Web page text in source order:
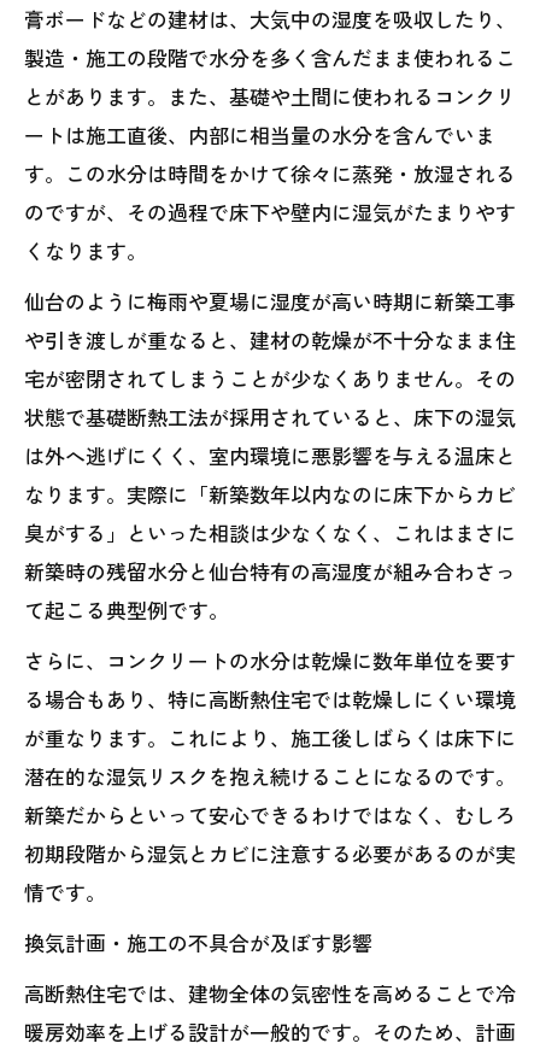
膏ボードなどの建材は、大気中の湿度を吸収したり、
製造・施工の段階で水分を多く含んだまま使われるこ
とがあります。また、基礎や土間に使われるコンクリ
ートは施工直後、内部に相当量の水分を含んでいま
す。この水分は時間をかけて徐々に蒸発・放湿される
のですが、その過程で床下や壁内に湿気がたまりやす
くなります。
仙台のように梅雨や夏場に湿度が高い時期に新築工事
や引き渡しが重なると、建材の乾燥が不十分なまま住
宅が密閉されてしまうことが少なくありません。その
状態で基礎断熱工法が採用されていると、床下の湿気
は外へ逃げにくく、室内環境に悪影響を与える温床と
なります。実際に「新築数年以内なのに床下からカビ
臭がする」といった相談は少なくなく、これはまさに
新築時の残留水分と仙台特有の高湿度が組み合わさっ
て起こる典型例です。
さらに、コンクリートの水分は乾燥に数年単位を要す
る場合もあり、特に高断熱住宅では乾燥しにくい環境
が重なります。これにより、施工後しばらくは床下に
潜在的な湿気リスクを抱え続けることになるのです。
新築だからといって安心できるわけではなく、むしろ
初期段階から湿気とカビに注意する必要があるのが実
情です。
換気計画・施工の不具合が及ぼす影響
高断熱住宅では、建物全体の気密性を高めることで冷
暖房効率を上げる設計が一般的です。そのため、計画